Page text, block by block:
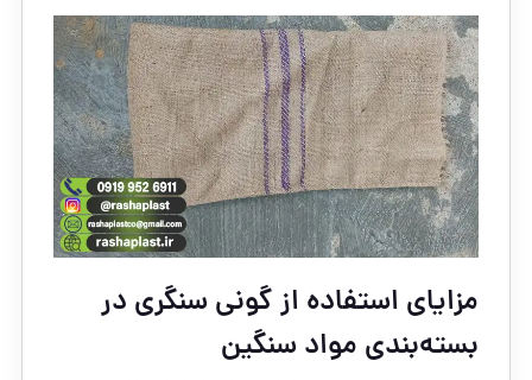
مزایای استفاده از گونی سنگری در
بسته‌بندی مواد سنگین